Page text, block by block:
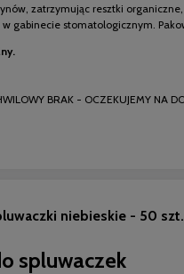
zatrzymując resztki
w gabinecie stomatologicznym.
BRAK - OCZEKUJEMY NA
niebieskie - 50 szt.
spluwaczek